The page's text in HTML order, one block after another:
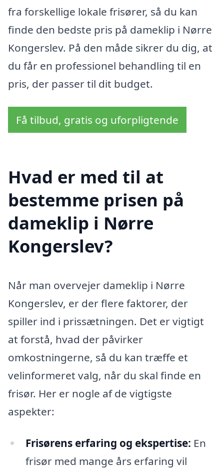
fra forskellige lokale frisører, så du kan
finde den bedste pris på dameklip i Nørre
Kongerslev. På den måde sikrer du dig, at
du får en professionel behandling til en
pris, der passer til dit budget.
Få tilbud, gratis og uforpligtende
Hvad er med til at
bestemme prisen på
dameklip i Nørre
Kongerslev?
Når man overvejer dameklip i Nørre
Kongerslev, er der flere faktorer, der
spiller ind i prissætningen. Det er vigtigt
at forstå, hvad der påvirker
omkostningerne, så du kan træffe et
velinformeret valg, når du skal finde en
frisør. Her er nogle af de vigtigste
aspekter:
Frisørens erfaring og ekspertise: En
frisør med mange års erfaring vil